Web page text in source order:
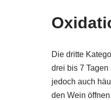
Die dritte
drei bis 7
jedoch auch
den Wein